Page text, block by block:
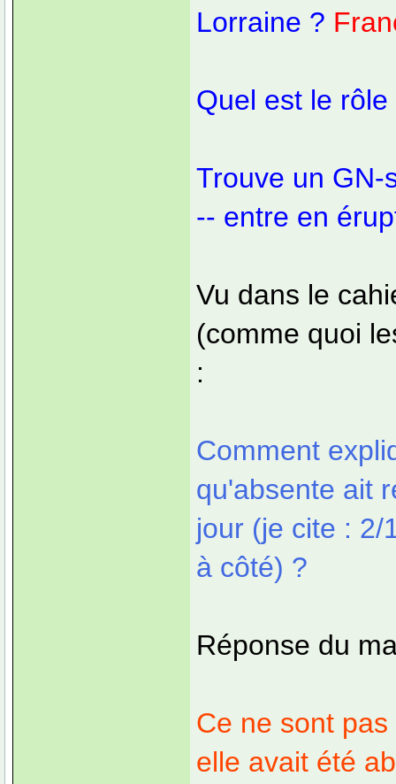
Lorraine ?
Quel est le
Trouve un GN-
-- entre en
Vu dans le
(comme quoi
:
Comment
qu'absente ait
jour (je cite : 2/
à côté) ?
Réponse du
Ce ne sont
elle avait été